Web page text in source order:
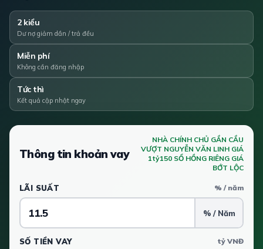
2 kiểu
Dư nợ giảm dần / trả đều
Miễn phí
Không cần đăng nhập
Tức thì
Kết quả cập nhật ngay
Thông tin khoản vay
NHÀ CHÍNH CHỦ GẦN CẦU
VƯỢT NGUYỄN VĂN LINH GIÁ
1tỷ150 SỔ HỒNG RIÊNG GIÁ
BỚT LỘC
LÃI SUẤT % / năm
% / Năm
SỐ TIỀN VAY tỷ VNĐ